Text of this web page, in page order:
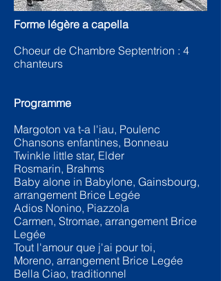
Forme légère a capella
Choeur de Chambre Septentrion : 4
chanteurs
Programme
Margoton va t-a l'iau, Poulenc
Chansons enfantines, Bonneau
Twinkle little star, Elder
Rosmarin, Brahms
Baby alone in Babylone, Gainsbourg,
arrangement Brice Legée
Adios Nonino, Piazzola
Carmen, Stromae, arrangement Brice
Legée
Tout l'amour que j'ai pour toi,
Moreno, arrangement Brice Legée
Bella Ciao, traditionnel